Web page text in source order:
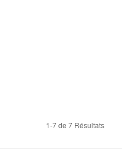
1-7 de 7 Résultats